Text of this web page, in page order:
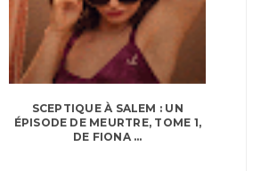
SCEPTIQUE À SALEM : UN
ÉPISODE DE MEURTRE, TOME 1,
DE FIONA ...